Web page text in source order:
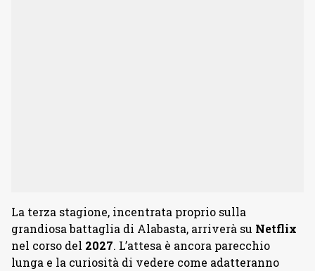
La terza stagione, incentrata proprio sulla
grandiosa battaglia di Alabasta, arriverà su Netflix
nel corso del 2027. L’attesa è ancora parecchio
lunga e la curiosità di vedere come adatteranno